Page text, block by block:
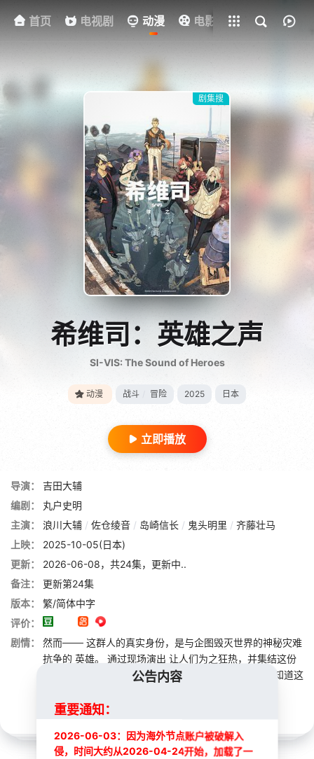
首页 电视剧 动漫 电影 其他
全部影片
剧集搜
希维司：英雄之声
SI-VIS: The Sound of Heroes
动漫 战斗 冒险 2025 日本
立即播放
导演：
吉田大辅
编剧：
丸户史明
主演：
浪川大辅 / 佐仓绫音 / 岛崎信长 / 鬼头明里 / 齐藤壮马
上映：
2025-10-05(日本)
更新：
2026-06-08，共24集，更新中..
备注：
更新第24集
版本：
繁/简体中字
评价：
剧情：
然而─── 这群人的真实身份，是与企图毁灭世界的神秘灾难
抗争的 英雄。 通过现场演出 让人们为之狂热，并集结这份
力量而战。 但由于表面上看起来只是演出， 世人并不知道这
公告内容
重要通知：
2026-06-03：因为海外节点账户被破解入
侵，时间大约从2026-04-24开始，加载了一